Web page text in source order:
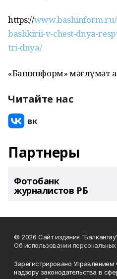
https://
bashkirii-v-chest-dnya-
tri-dnya/
«Башинформ» мәғлүмәт
Читайте нас
Партнеры
Фотобанк
журналистов РБ
© 2026 Сайт издания
Об использовании
Зарегистрировано
надзору законодательства в